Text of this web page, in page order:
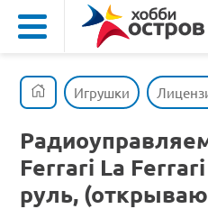
Игрушки
Ferrari La Ferrari
руль,